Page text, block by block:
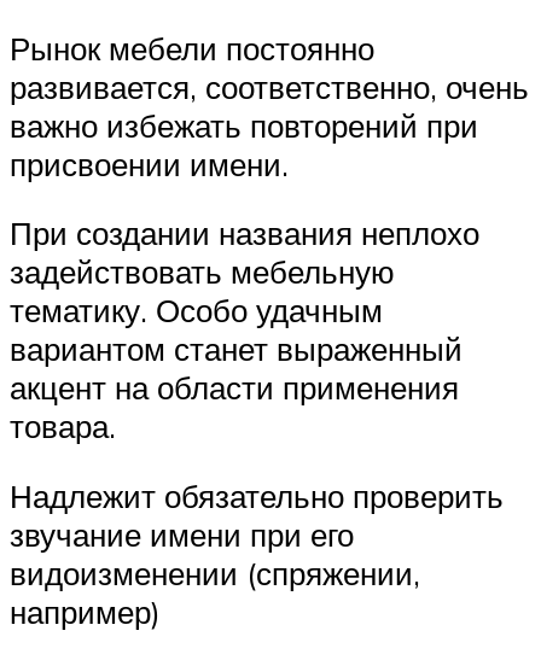
Рынок мебели постоянно
развивается, соответственно, очень
важно избежать повторений при
присвоении имени.
При создании названия неплохо
задействовать мебельную
тематику. Особо удачным
вариантом станет выраженный
акцент на области применения
товара.
Надлежит обязательно проверить
звучание имени при его
видоизменении (спряжении,
например)